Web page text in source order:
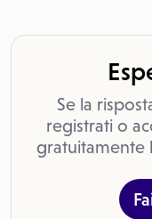
Se la
registrati o
gratuitamente